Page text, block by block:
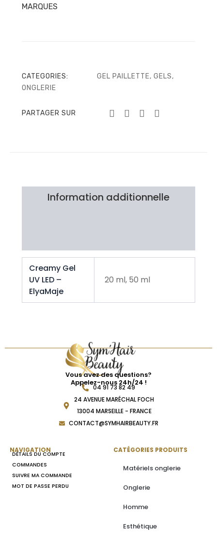
MARQUES
CATEGORIES: GEL PAILLETTE, GELS,
ONGLERIE
PARTAGER SUR
Information additionnelle
Creamy Gel
UV LED –
ElyaMaje
20 ml, 50 ml
Vous avez des questions?
Appelez-nous 24h/24 !
04 91 73 82 49
24 AVENUE MARÉCHAL FOCH
13004 MARSEILLE - FRANCE
CONTACT@SYMHAIRBEAUTY.FR
NAVIGATION
DÉTAILS DU COMPTE
COMMANDES
SUIVRE MA COMMANDE
MOT DE PASSE PERDU
CATÉGORIES PRODUITS
Matériels onglerie
Onglerie
Homme
Esthétique